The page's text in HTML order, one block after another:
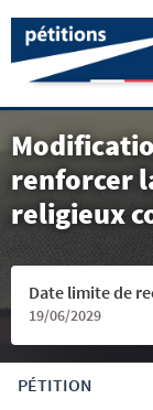
renforcer
religieux
Date limite de
19/06/2029
PÉTITION